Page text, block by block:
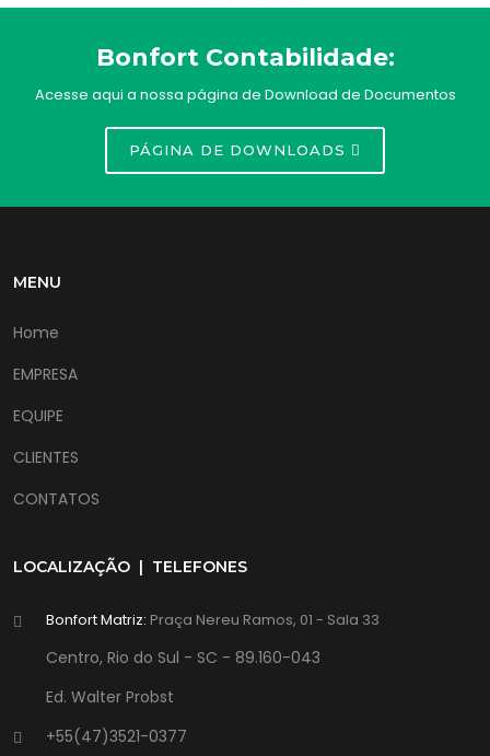
Bonfort Contabilidade:
Acesse aqui a nossa página de Download de Documentos
PÁGINA DE DOWNLOADS
MENU
Home
EMPRESA
EQUIPE
CLIENTES
CONTATOS
LOCALIZAÇÃO | TELEFONES
Bonfort Matriz: Praça Nereu Ramos, 01 - Sala 33
Centro, Rio do Sul - SC - 89.160-043
Ed. Walter Probst
+55(47)3521-0377